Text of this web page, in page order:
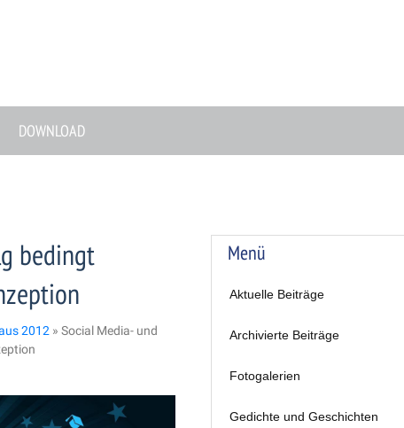
DOWNLOAD
bedingt
2012 » Social Media- und
Menü
Aktuelle Beiträge
Archivierte Beiträge
Fotogalerien
Gedichte und Geschichten